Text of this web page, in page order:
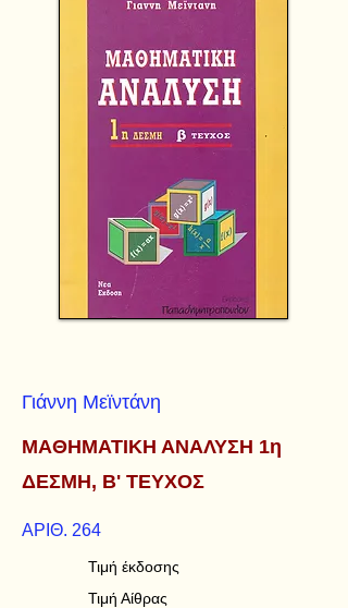
Γιάννη Μεϊντάνη
ΜΑΘΗΜΑΤΙΚΗ ΑΝΑΛΥΣΗ 1η
ΔΕΣΜΗ, B' ΤΕΥΧΟΣ
ΑΡΙΘ. 264
Τιμή έκδοσης
Τιμή Αίθρας